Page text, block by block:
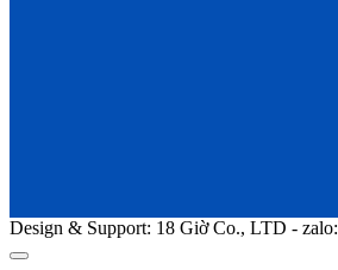
Design & Support: 18 Giờ Co., LTD - zalo: